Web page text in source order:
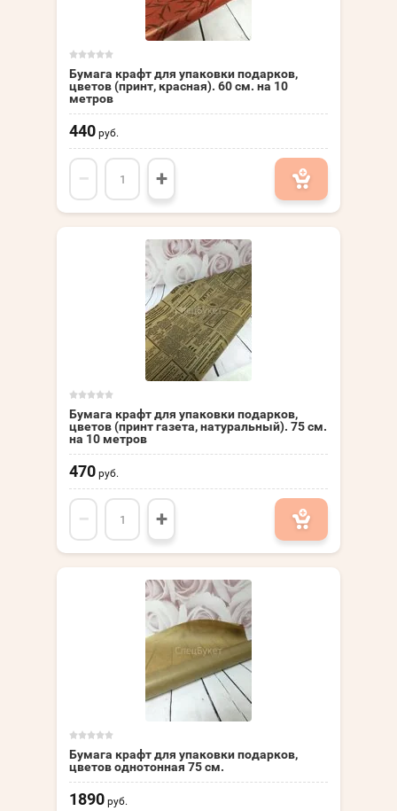
Бумага крафт для упаковки подарков,
цветов (принт, красная). 60 см. на 10
метров
440 руб.
− +
Бумага крафт для упаковки подарков,
цветов (принт газета, натуральный). 75 см.
на 10 метров
470 руб.
− +
Бумага крафт для упаковки подарков,
цветов однотонная 75 см.
1890 руб.